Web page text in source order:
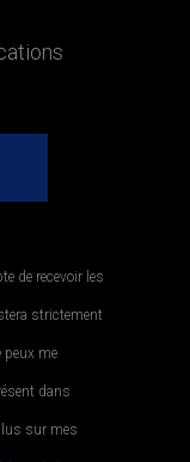
de recevoir les
strictement
peux me
dans
sur mes